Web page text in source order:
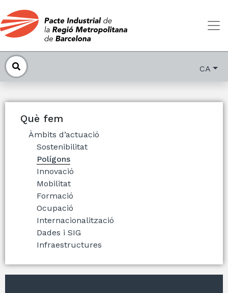
CA
Què fem
Àmbits d’actuació
Sostenibilitat
Polígons
Innovació
Mobilitat
Formació
Ocupació
Internacionalització
Dades i SIG
Infraestructures